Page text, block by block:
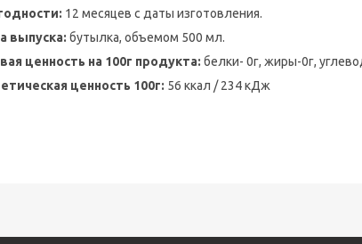
12 месяцев с даты изготовления.
выпуска: бутылка, объемом 500 мл.
ценность на 100г продукта: белки- 0г, жиры-0г,
ценность 100г: 56 ккал / 234 кДж